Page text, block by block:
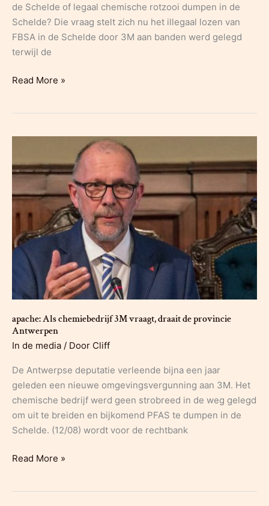
de Schelde of legaal chemische rotzooi dumpen in de
Schelde? Die vraag stelt zich nu het illegaal lozen van
FBSA in de Schelde door 3M aan banden werd gelegd
terwijl de
apache:
de
zou
snel
mogelijk
moeten
stoppen’
Read More »
apache: Als chemiebedrijf 3M vraagt, draait de provincie
Antwerpen
In de media / Door Cliff
De Antwerpse deputatie verleende bijna een jaar
geleden een nieuwe omgevingsvergunning aan 3M. Het
chemische bedrijf werd geen strobreed in de weg gelegd
om uit te breiden en bijkomend PFAS te dumpen in de
Schelde. (12/08) wordt voor de rechtbank
apache:
Read More »